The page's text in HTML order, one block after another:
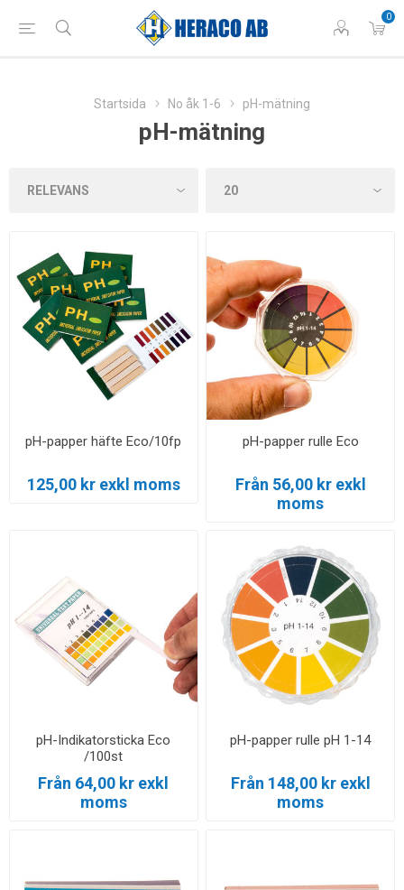
0
Startsida No åk 1-6 pH-mätning
pH-mätning
pH-papper häfte Eco/10fp
125,00 kr exkl moms
pH-papper rulle Eco
Från 56,00 kr exkl
moms
pH-Indikatorsticka Eco
/100st
Från 64,00 kr exkl
moms
pH-papper rulle pH 1-14
Från 148,00 kr exkl
moms